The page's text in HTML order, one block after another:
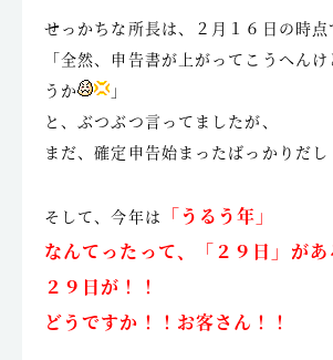
せっかちな所長は、２月１６日の時点
「全然、申告書が上がってこうへん
うか
」
と、ぶつぶつ言ってましたが、
まだ、確定申告始まったばっかりだ
そして、今年は 「うるう年」
なんてったって、「２９日」があ
２９日が！！
どうですか！！お客さん！！